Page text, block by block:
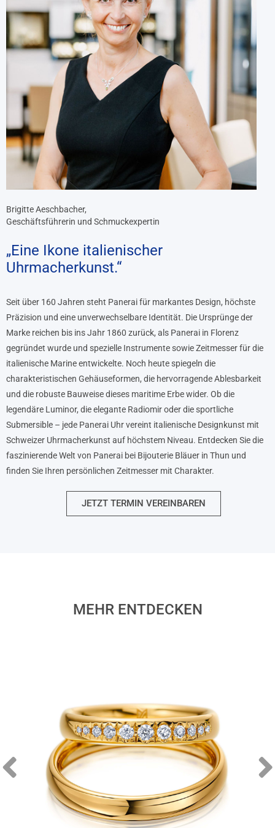
Brigitte Aeschbacher,
Geschäftsführerin und Schmuckexpertin
„Eine Ikone italienischer
Uhrmacherkunst.“
Seit über 160 Jahren steht Panerai für markantes Design, höchste
Präzision und eine unverwechselbare Identität. Die Ursprünge der
Marke reichen bis ins Jahr 1860 zurück, als Panerai in Florenz
gegründet wurde und spezielle Instrumente sowie Zeitmesser für die
italienische Marine entwickelte. Noch heute spiegeln die
charakteristischen Gehäuseformen, die hervorragende Ablesbarkeit
und die robuste Bauweise dieses maritime Erbe wider. Ob die
legendäre Luminor, die elegante Radiomir oder die sportliche
Submersible – jede Panerai Uhr vereint italienische Designkunst mit
Schweizer Uhrmacherkunst auf höchstem Niveau. Entdecken Sie die
faszinierende Welt von Panerai bei Bijouterie Bläuer in Thun und
finden Sie Ihren persönlichen Zeitmesser mit Charakter.
JETZT TERMIN VEREINBAREN
MEHR ENTDECKEN